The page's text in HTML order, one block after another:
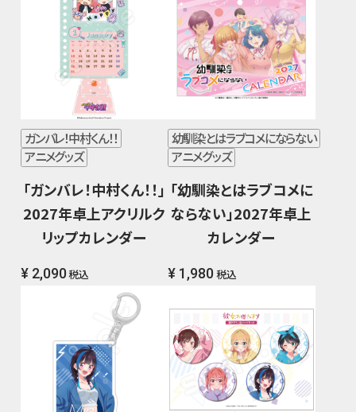
ガンバレ！中村くん！！
アニメグッズ
「ガンバレ！中村くん！！」
2027年卓上アクリルク
リップカレンダー
¥ 2,090 税込
幼馴染とはラブコメにならない
アニメグッズ
「幼馴染とはラブコメに
ならない」2027年卓上
カレンダー
¥ 1,980 税込